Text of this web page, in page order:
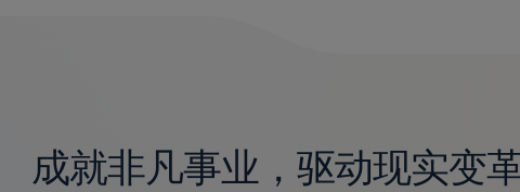
成就非凡事业，驱动现实变